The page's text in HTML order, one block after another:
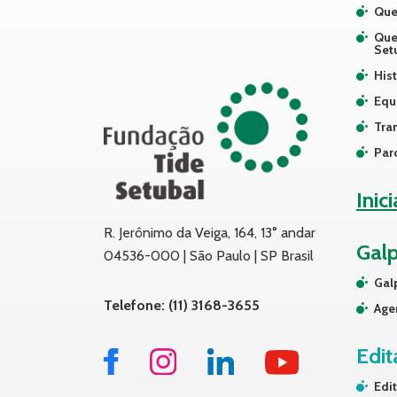
R. Jerônimo da Veiga, 164, 13° andar
04536-000 | São Paulo | SP Brasil
Telefone: (11) 3168-3655